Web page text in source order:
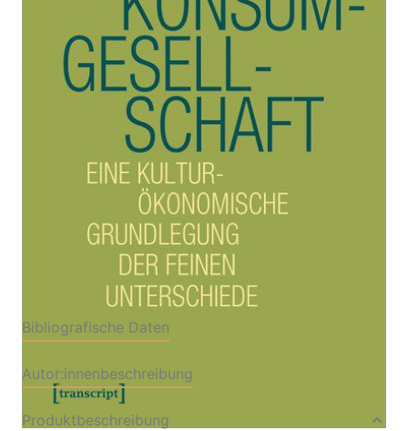
Eine kulturökonomische Grundlegung der feinen
Unterschiede
Ernst Mohr
Verlag: transcript
370 Seiten
Paperback
4909-3
Bibliografische Daten
Autor:innenbeschreibung
Produktbeschreibung